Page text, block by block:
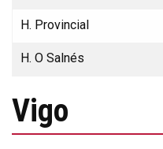
H. Provincial
H. O Salnés
Vigo